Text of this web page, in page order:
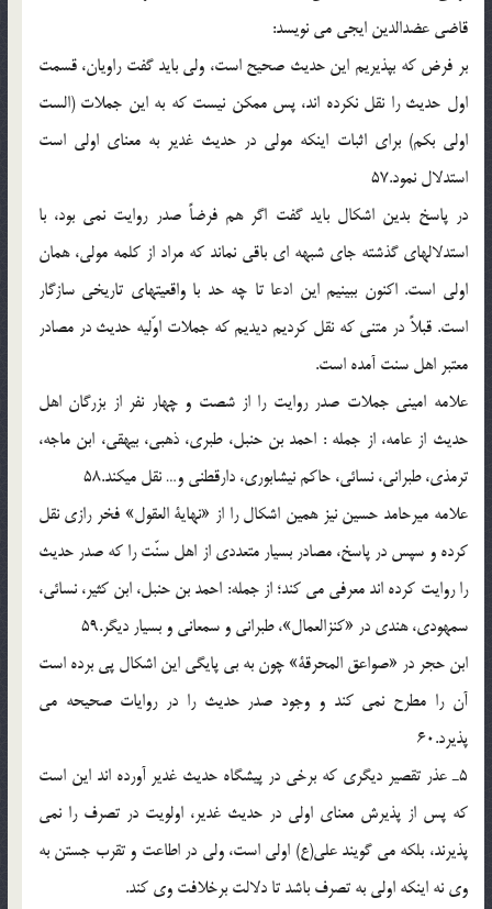
قاضى عضدالدين ايجى مى نويسد:
بر فرض كه بپذيريم اين حديث صحيح است، ولى بايد گفت راويان، قسمت
اول حديث را نقل نكرده اند، پس ممكن نيست كه به اين جملات (الست
اولى بكم) براى اثبات اينكه مولى در حديث غدير به معناى اولى است
استدلال نمود.57
در پاسخ بدين اشكال بايد گفت اگر هم فرضاً صدر روايت نمى بود، با
استدلالهاى گذشته جاى شبهه اى باقى نماند كه مراد از كلمه مولى، همان
اولى است. اكنون ببينيم اين ادعا تا چه حد با واقعيتهاى تاريخى سازگار
است. قبلاً در متنى كه نقل كرديم ديديم كه جملات اوّليه حديث در مصادر
معتبر اهل سنت آمده است.
علامه امينى جملات صدر روايت را از شصت و چهار نفر از بزرگان اهل
حديث از عامه، از جمله : احمد بن حنبل، طبرى، ذهبى، بيهقى، ابن ماجه،
ترمذى، طبرانى، نسائى، حاكم نيشابورى، دارقطنى و… نقل ميكند.58
علامه ميرحامد حسين نيز همين اشكال را از «نهاية العقول» فخر رازى نقل
كرده و سپس در پاسخ، مصادر بسيار متعددى از اهل سنّت را كه صدر حديث
را روايت كرده اند معرفى مى كند؛ از جمله: احمد بن حنبل، ابن كثير، نسائى،
سمهودى، هندى در «كنزالعمال»، طبرانى و سمعانى و بسيار ديگر.59
ابن حجر در «صواعق المحرقة» چون به بى پايگى اين اشكال پى برده است
آن را مطرح نمى كند و وجود صدر حديث را در روايات صحيحه مى
پذيرد.60
5ـ عذر تقصير ديگرى كه برخى در پيشگاه حديث غدير آورده اند اين است
كه پس از پذيرش معناى اولى در حديث غدير، اولويت در تصرف را نمى
پذيرند، بلكه مى گويند على(ع) اولى است، ولى در اطاعت و تقرب جستن به
وى نه اينكه اولى به تصرف باشد تا دلالت برخلافت وى كند.